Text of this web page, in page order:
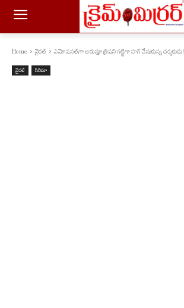
Home వైరల్ ఎమోషనల్‌గా అరుస్తూ త్రిషని గట్టిగా హగ్ చేసుకున్న దర్శకుడు!
వైరల్ సినిమా